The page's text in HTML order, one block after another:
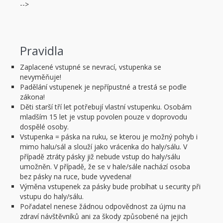
-->
Pravidla
Zaplacené vstupné se nevrací, vstupenka se
nevyměňuje!
Padělání vstupenek je nepřípustné a trestá se podle
zákona!
Děti starší tří let potřebují vlastní vstupenku. Osobám
mladším 15 let je vstup povolen pouze v doprovodu
dospělé osoby.
Vstupenka = páska na ruku, se kterou je možný pohyb i
mimo halu/sál a slouží jako vrácenka do haly/sálu. V
případě ztráty pásky již nebude vstup do haly/sálu
umožněn. V případě, že se v hale/sále nachází osoba
bez pásky na ruce, bude vyvedena!
Výměna vstupenek za pásky bude probíhat u security při
vstupu do haly/sálu.
Pořadatel nenese žádnou odpovědnost za újmu na
zdraví návštěvníků ani za škody způsobené na jejich